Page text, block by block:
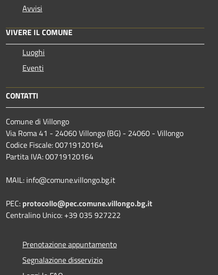
Avvisi
VIVERE IL COMUNE
Luoghi
Eventi
CONTATTI
Comune di Villongo
Via Roma 41 - 24060 Villongo (BG) - 24060 - Villongo
Codice Fiscale: 00719120164
Partita IVA: 00719120164
MAIL: info@comune.villongo.bg.it
PEC: protocollo@pec.comune.villongo.bg.it
Centralino Unico: +39 035 927222
Prenotazione appuntamento
Segnalazione disservizio